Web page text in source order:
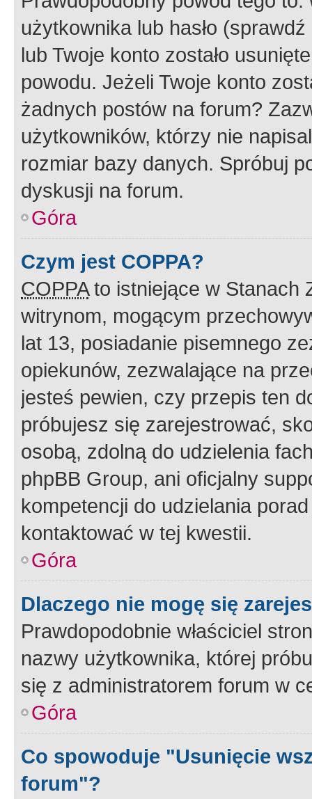
użytkownika lub hasło
lub Twoje konto zostało
powodu. Jeżeli Twoje konto
żadnych postów na forum?
użytkowników, którzy nie
rozmiar bazy danych. Spróbuj
dyskusji na forum.
Góra
Czym jest COPPA?
COPPAto istniejące w Stanach
witrynom, mogącym
lat 13, posiadanie pisemnego
opiekunów, zezwalające na
jesteś pewien, czy przepis ten
próbujesz się zarejestrować,
osobą, zdolną do udzielenia
phpBB Group, ani oficjalny
kompetencji do udzielania
kontaktować w tej kwestii.
Góra
Dlaczego nie mogę się
Prawdopodobnie właściciel
nazwy użytkownika, której
się z administratorem forum w
Góra
Co spowoduje "Usunięcie
forum"?